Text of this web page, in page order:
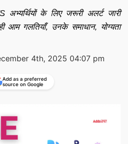
के लिए जरूरी अलर्ट जारी
आम गलतियाँ, उनके समाधान, योग्यता
4th, 2025 04:07 pm
Add as a preferred
source on Google